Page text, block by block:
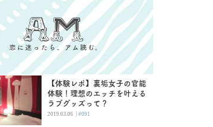
【体験レポ】裏垢女子の官能
体験！理想のエッチを叶える
ラブグッズって？
2019.03.06 | #091